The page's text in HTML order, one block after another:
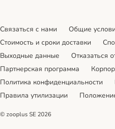
Связаться с нами Общие
Стоимость и сроки доставки
Выходные данные
Отказаться
Партнерская программа
Политика конфиденциальности
Правила утилизации
© zooplus SE 2026